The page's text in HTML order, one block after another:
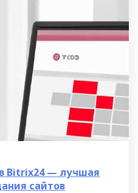
Bitrix24 — лучшая
сайтов